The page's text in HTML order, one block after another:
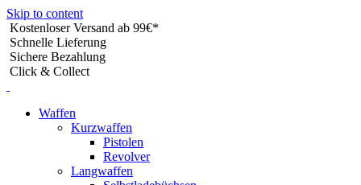
Skip to content
Kostenloser Versand ab 99€*
Schnelle Lieferung
Sichere Bezahlung
Click & Collect
Waffen
Kurzwaffen
Pistolen
Revolver
Langwaffen